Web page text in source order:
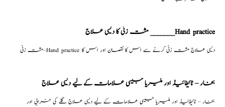
مشت زنی کا دیسی علاج _______Hand practice
مشت زنی–Hand practice دیسی علاج مشت زنی کرنے سے اس کا نقصان اور اس کا
بخار – ٹائیفائیڈ اور ملیریا جیسی علامات کے لیے دیسی علاج
بخار – ٹائیفائیڈ اور ملیریا جیسی علامات کے لیے دیسی علاج گلے کی خرابی اور